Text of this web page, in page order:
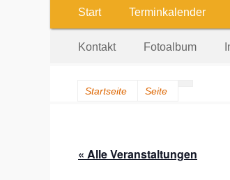
Erstes
Menü
Start Terminkalender
Zweites
Kontakt Fotoalbum
Startseite Seite
« Alle Veranstaltungen